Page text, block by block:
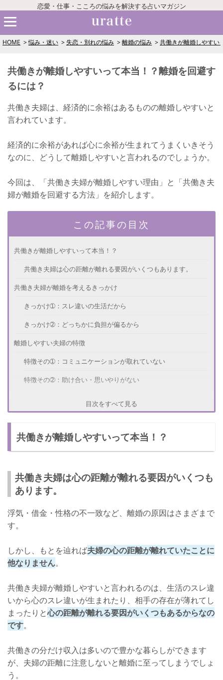
恋愛・仕事・こころの悩みを解決する占いマガジン
HOME 悩み・迷い 失恋・別れの悩み 離婚の悩み 共働きが離婚しやすい
共働きが離婚しやすいって本当！？離婚を回避す
るには？
共働き夫婦は、経済的に余裕はあるものの離婚しやすいと
言われています。
経済的に余裕があれば心に余裕が生まれてうまくいきそう
なのに、どうして離婚しやすいと言われるのでしょうか。
今回は、「共働き夫婦が離婚しやすい理由」と「共働き夫
婦が離婚を回避する方法」を紹介します。
この記事の目次
共働きが離婚しやすいって本当！？
共働き夫婦は心の距離が離れる要因がいくつもあります。
共働き夫婦が離婚を考えるきっかけ
きっかけ➀：スレ違いの生活だから
きっかけ➁：どっちかに負担が偏るから
離婚しやすい夫婦の特徴
特徴その➀：コミュニケーションが取れていない
特徴その➁：助け合い・思いやりがない
離婚の回避方法➁：子供をつくる
共働きでも協力し合えばうまくいく！
目次をすべて見る
共働きが離婚しやすいって本当！？
共働き夫婦は心の距離が離れる要因がいくつも
あります。
浮気・借金・性格の不一致など、離婚の原因はさまざまで
す。
しかし、もとを辿れば夫婦の心の距離が離れていたことに
他なりません。
共働き夫婦が離婚しやすいと言われるのは、生活のスレ違
いから心のスレ違いが生まれたり、相手の存在が薄れてし
まったりと心の距離が離れる要因がいくつもあるからなの
です。
共働きの分だけ収入は多いので豊かな暮らしができます
が、夫婦の距離に注意しないと離婚に至ってしまうでしょ
う。